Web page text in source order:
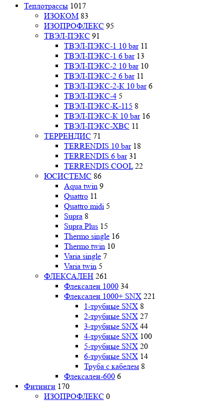
Теплотрассы 1017
ИЗОКОМ 83
ИЗОПРОФЛЕКС 95
ТВЭЛ-ПЭКС 91
ТВЭЛ-ПЭКС-1 10 bar 11
ТВЭЛ-ПЭКС-1 6 bar 13
ТВЭЛ-ПЭКС-2 10 bar 10
ТВЭЛ-ПЭКС-2 6 bar 11
ТВЭЛ-ПЭКС-2-К 10 bar 6
ТВЭЛ-ПЭКС-4 5
ТВЭЛ-ПЭКС-K-115 8
ТВЭЛ-ПЭКС-К 10 bar 16
ТВЭЛ-ПЭКС-ХВС 11
ТЕРРЕНДИС 71
TERRENDIS 10 bar 18
TERRENDIS 6 bar 31
TERRENDIS COOL 22
ЮСИСТЕМС 86
Aqua twin 9
Quattro 11
Quattro midi 5
Supra 8
Supra Plus 15
Thermo single 16
Thermo twin 10
Varia single 7
Varia twin 5
ФЛЕКСАЛЕН 261
Флексален 1000 34
Флексален 1000+ SNX 221
1-трубные SNX 8
2-трубные SNX 27
3-трубные SNX 44
4-трубные SNX 100
5-трубные SNX 20
6-трубные SNX 14
Труба с кабелем 8
Флексален-600 6
Фитинги 170
ИЗОПРОФЛЕКС 0